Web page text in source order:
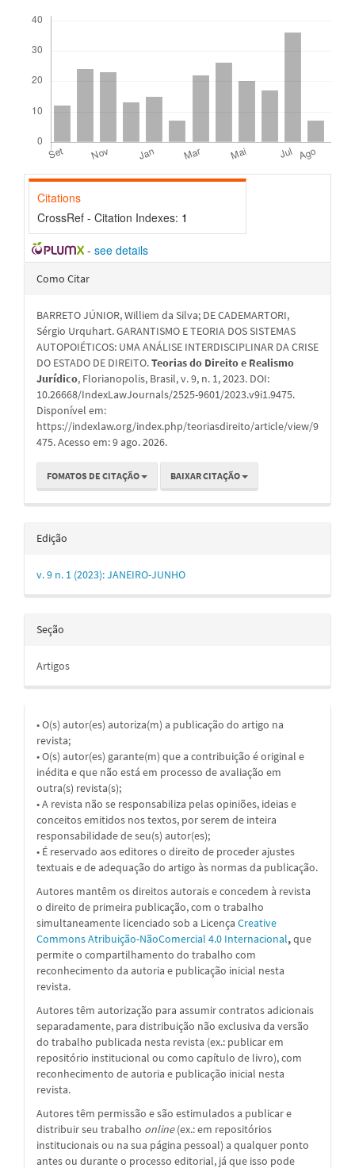
Citations
CrossRef - Citation Indexes: 1
- see details
Detalhes
artigo
Como Citar
BARRETO JÚNIOR, Williem da Silva; DE CADEMARTORI,
Sérgio Urquhart. GARANTISMO E TEORIA DOS SISTEMAS
AUTOPOIÉTICOS: UMA ANÁLISE INTERDISCIPLINAR DA CRISE
DO ESTADO DE DIREITO.Teorias do Direito e Realismo
Jurídico, Florianopolis, Brasil, v. 9, n. 1, 2023. DOI:
10.26668/IndexLawJournals/2525-9601/2023.v9i1.9475.
Disponível em:
https://indexlaw.org/index.php/teoriasdireito/article/view/9
475. Acesso em: 9 ago. 2026.
FOMATOS DE CITAÇÃO BAIXAR CITAÇÃO
Edição
v. 9 n. 1 (2023): JANEIRO-JUNHO
Seção
Artigos
• O(s) autor(es) autoriza(m) a publicação do artigo na
revista;
• O(s) autor(es) garante(m) que a contribuição é original e
inédita e que não está em processo de avaliação em
outra(s) revista(s);
• A revista não se responsabiliza pelas opiniões, ideias e
conceitos emitidos nos textos, por serem de inteira
responsabilidade de seu(s) autor(es);
• É reservado aos editores o direito de proceder ajustes
textuais e de adequação do artigo às normas da publicação.
Autores mantêm os direitos autorais e concedem à revista
o direito de primeira publicação, com o trabalho
simultaneamente licenciado sob a Licença Creative
Commons Atribuição-NãoComercial 4.0 Internacional,que
permite o compartilhamento do trabalho com
reconhecimento da autoria e publicação inicial nesta
revista.
Autores têm autorização para assumir contratos adicionais
separadamente, para distribuição não exclusiva da versão
do trabalho publicada nesta revista (ex.: publicar em
repositório institucional ou como capítulo de livro), com
reconhecimento de autoria e publicação inicial nesta
revista.
Autores têm permissão e são estimulados a publicar e
distribuir seu trabalho online(ex.: em repositórios
institucionais ou na sua página pessoal) a qualquer ponto
antes ou durante o processo editorial, já que isso pode